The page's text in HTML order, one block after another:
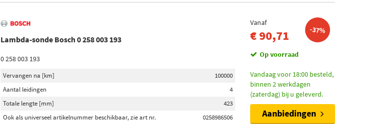
Lambda-sonde Bosch 0 258 003 193
0 258 003 193
Vervangen na [km]
100000
Aantal leidingen
4
Totale lengte [mm]
423
Ook als universeel artikelnummer beschikbaar, zie art nr.
0258986506
Vanaf
€ 90,71 -37%
Op voorraad
Vandaag voor 18:00 besteld,
binnen 2 werkdagen
(zaterdag) bij u geleverd.
Aanbiedingen